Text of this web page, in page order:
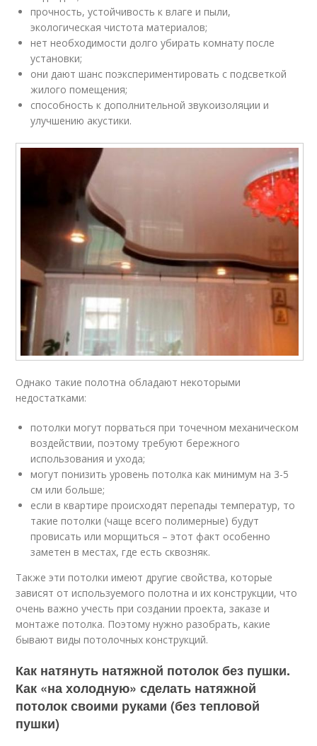
прочность, устойчивость к влаге и пыли,
экологическая чистота материалов;
нет необходимости долго убирать комнату после
установки;
они дают шанс поэкспериментировать с подсветкой
жилого помещения;
способность к дополнительной звукоизоляции и
улучшению акустики.
Однако такие полотна обладают некоторыми
недостатками:
потолки могут порваться при точечном механическом
воздействии, поэтому требуют бережного
использования и ухода;
могут понизить уровень потолка как минимум на 3-5
см или больше;
если в квартире происходят перепады температур, то
такие потолки (чаще всего полимерные) будут
провисать или морщиться – этот факт особенно
заметен в местах, где есть сквозняк.
Также эти потолки имеют другие свойства, которые
зависят от используемого полотна и их конструкции, что
очень важно учесть при создании проекта, заказе и
монтаже потолка. Поэтому нужно разобрать, какие
бывают виды потолочных конструкций.
Как натянуть натяжной потолок без пушки.
Как «на холодную» сделать натяжной
потолок своими руками (без тепловой
пушки)